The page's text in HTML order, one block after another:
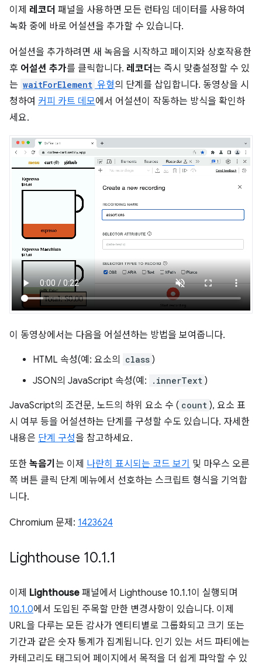
이제 레코더 패널을 사용하면 모든 런타임 데이터를 사용하여
녹화 중에 바로 어설션을 추가할 수 있습니다.
어설션을 추가하려면 새 녹음을 시작하고 페이지와 상호작용한
후 어설션 추가를 클릭합니다. 레코더 는 즉시 맞춤설정할 수 있
는 waitForElement 유형의 단계를 삽입합니다. 동영상을 시
청하여 커피 카트 데모에서 어설션이 작동하는 방식을 확인하
세요.
이 동영상에서는 다음을 어설션하는 방법을 보여줍니다.
HTML 속성(예: 요소의 class )
JSON의 JavaScript 속성(예:
.innerText )
JavaScript의 조건문, 노드의 하위 요소 수 ( count ), 요소 표
시 여부 등을 어설션하는 단계를 구성할 수도 있습니다. 자세한
내용은 단계 구성을 참고하세요.
또한 녹음기 는 이제 나란히 표시되는 코드 보기 및 마우스 오른
쪽 버튼 클릭 단계 메뉴에서 선호하는 스크립트 형식을 기억합
니다.
Chromium 문제: 1423624
Lighthouse 10.1.1
이제 Lighthouse 패널에서 Lighthouse 10.1.1이 실행되며
10.1.0에서 도입된 주목할 만한 변경사항이 있습니다. 이제
URL을 다루는 모든 감사가 엔티티별로 그룹화되고 크기 또는
기간과 같은 숫자 통계가 집계됩니다. 인기 있는 서드 파티에는
카테고리도 태그되어 페이지에서 목적을 더 쉽게 파악할 수 있